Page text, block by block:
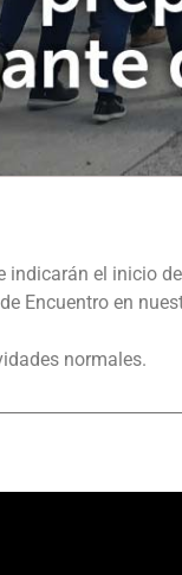
indicarán el inicio
Encuentro en
normales.